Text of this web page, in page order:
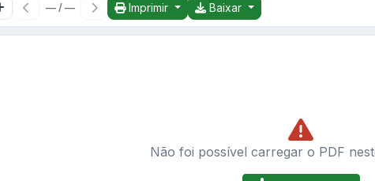
— / — Imprimir Baixar
Não foi possível carregar o PDF